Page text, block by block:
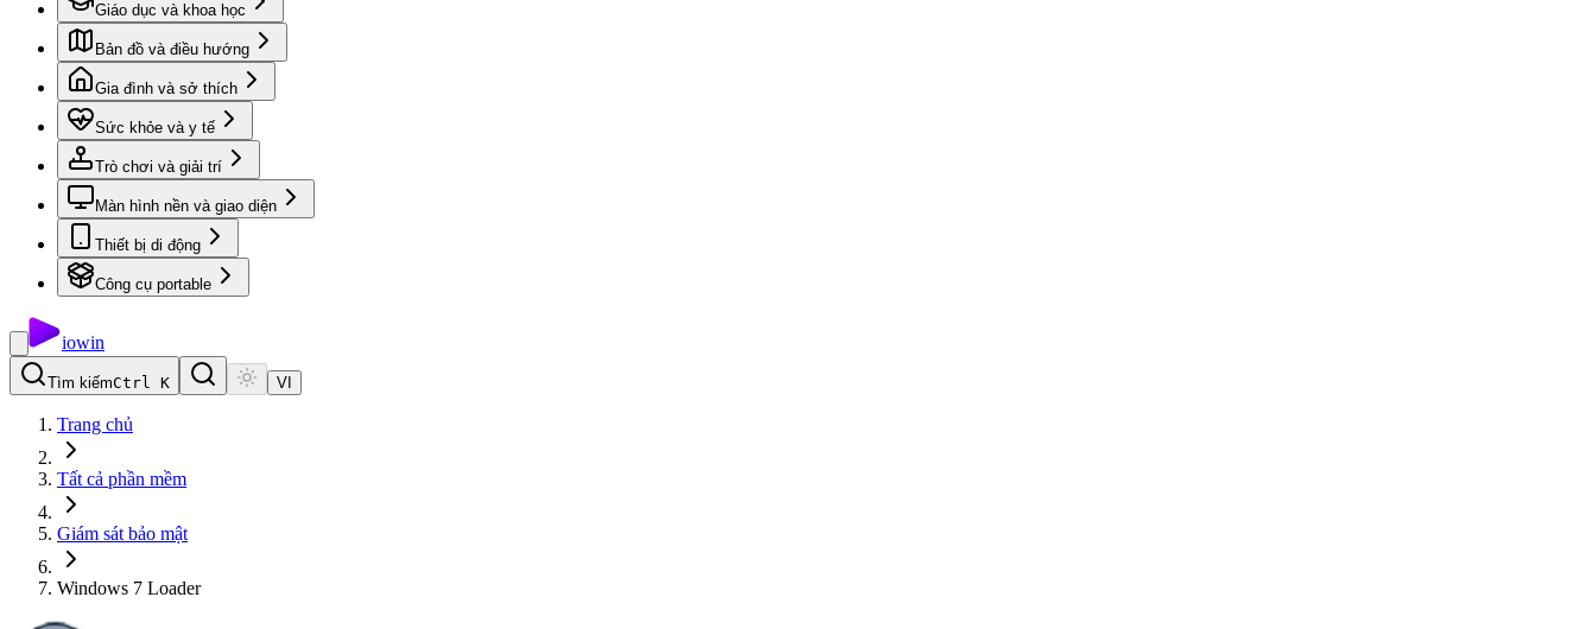
Giáo dục và khoa học
Bản đồ và điều hướng
Gia đình và sở thích
Sức khỏe và y tế
Trò chơi và giải trí
Màn hình nền và giao diện
Thiết bị di động
Công cụ portable
iowin
Tìm kiếmCtrl K VI
Trang chủ
Tất cả phần mềm
Giám sát bảo mật
Windows 7 Loader